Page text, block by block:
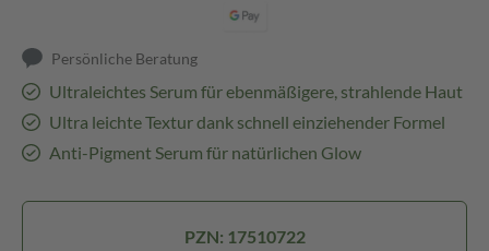
Persönliche Beratung
Ultraleichtes Serum für ebenmäßigere, strahlende Haut
Ultra leichte Textur dank schnell einziehender Formel
Anti-Pigment Serum für natürlichen Glow
PZN: 17510722